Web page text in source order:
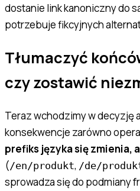
dostanie link kanoniczny do
potrzebuje fikcyjnych
Tłumaczyć
czy zostawić
Teraz wchodzimy w decyzję
konsekwencje zarówno
prefiks języka się zmienia,
(/en/produkt, /de/
sprowadza się do podmiany